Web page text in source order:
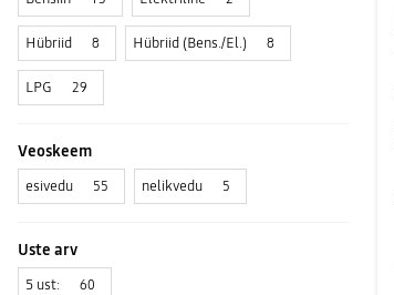
Hübriid 8 Hübriid (Bens./El.) 8
LPG 29
Veoskeem
esivedu 55 nelikvedu 5
Uste arv
5 ust: 60